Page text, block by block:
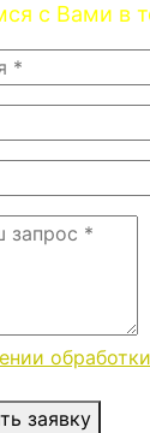
с Вами в
заявку